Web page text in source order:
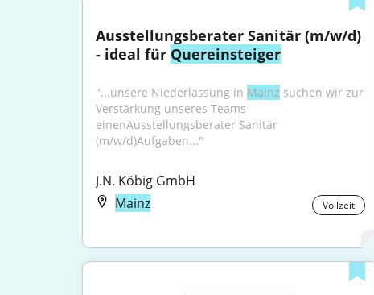
Ausstellungsberater Sanitär (m/w/d)
- ideal für Quereinsteiger
"...unsere Niederlassung in Mainz suchen wir zur
Verstärkung unseres Teams
einenAusstellungsberater Sanitär
(m/w/d)Aufgaben..."
J.N. Köbig GmbH
Mainz
Vollzeit